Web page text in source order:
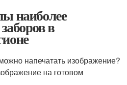
наиболее
в
напечатать изображение?
на готовом